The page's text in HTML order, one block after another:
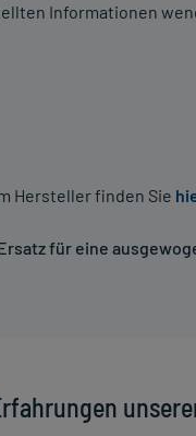
Informationen
Hersteller finden Sie
für eine